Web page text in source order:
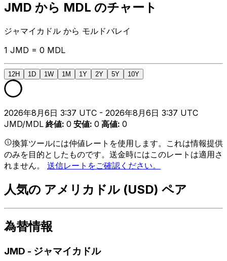
JMD から MDL のチャート
ジャマイカドル から モルドバレイ
1 JMD = 0 MDL
12H 1D 1W 1M 1Y 2Y 5Y 10Y
2026年8月6日 3:37 UTC - 2026年8月6日 3:37 UTC
JMD/MDL 終値: 0 安値: 0 高値: 0
換算ツールには仲値レートを使用します。これは情報提供
のみを目的としたものです。送金時にはこのレートは適用さ
れません。 送信レートをご確認ください。
人気の アメリカドル (USD) ペア
為替情報
JMD - ジャマイカドル